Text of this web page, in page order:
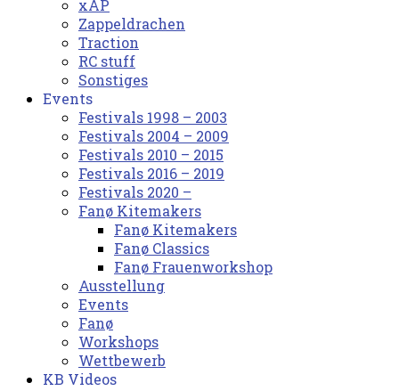
xAP
Zappeldrachen
Traction
RC stuff
Sonstiges
Events
Festivals 1998 – 2003
Festivals 2004 – 2009
Festivals 2010 – 2015
Festivals 2016 – 2019
Festivals 2020 –
Fanø Kitemakers
Fanø Kitemakers
Fanø Classics
Fanø Frauenworkshop
Ausstellung
Events
Fanø
Workshops
Wettbewerb
KB Videos